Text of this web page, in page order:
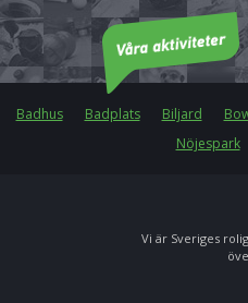
Badhus Badplats Biljard
Nöjespark
Vi är Sveriges